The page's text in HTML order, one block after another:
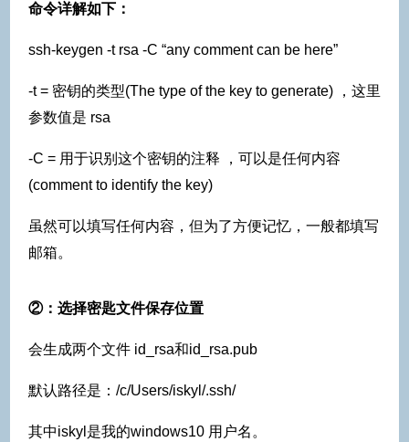
命令详解如下：
ssh-keygen -t rsa -C “any comment can be here”
-t = 密钥的类型(The type of the key to generate) ，这里
参数值是 rsa
-C = 用于识别这个密钥的注释 ，可以是任何内容
(comment to identify the key)
虽然可以填写任何内容，但为了方便记忆，一般都填写
邮箱。
②：选择密匙文件保存位置
会生成两个文件 id_rsa和id_rsa.pub
默认路径是：/c/Users/iskyl/.ssh/
其中iskyl是我的windows10 用户名。